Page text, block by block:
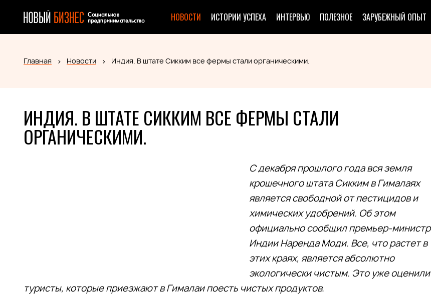
НОВОСТИ ИСТОРИИ УСПЕХА ИНТЕРВЬЮ ПОЛЕЗНОЕ ЗАРУБЕЖНЫЙ ОПЫТ
Главная Новости Индия. В штате Сикким все фермы стали органическими.
ИНДИЯ. В ШТАТЕ СИККИМ ВСЕ ФЕРМЫ СТАЛИ
ОРГАНИЧЕСКИМИ.
С декабря прошлого года вся земля
крошечного штата Сикким в Гималаях
является свободной от пестицидов и
химических удобрений. Об этом
официально сообщил премьер-министр
Индии Наренда Моди. Все, что растет в
этих краях, является абсолютно
экологически чистым. Это уже оценили
туристы, которые приезжают в Гималаи поесть чистых продуктов.